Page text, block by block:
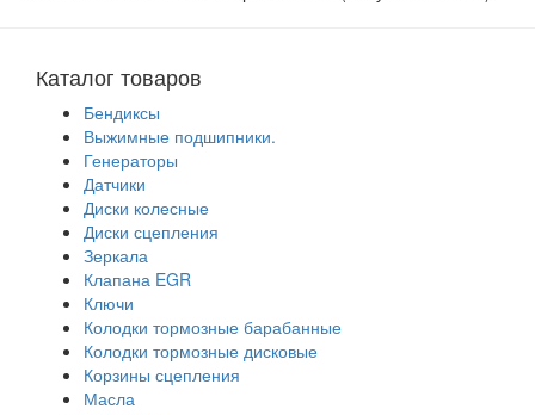
Каталог товаров
Бендиксы
Выжимные подшипники.
Генераторы
Датчики
Диски колесные
Диски сцепления
Зеркала
Клапана EGR
Ключи
Колодки тормозные барабанные
Колодки тормозные дисковые
Корзины сцепления
Масла